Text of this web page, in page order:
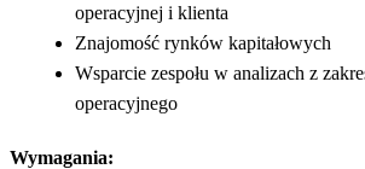
operacyjnej i klienta
Znajomość rynków kapitałowych
Wsparcie zespołu w analizach z
operacyjnego
Wymagania: